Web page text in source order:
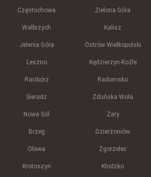
Częstochowa Zielona Góra
Wałbrzych Kalisz
Jelenia Góra Ostrów Wielkopolski
Leszno Kędzierzyn-Koźle
Racibórz Radomsko
Sieradz Zduńska Wola
Nowa Sól Żary
Brzeg Dzierżoniów
Oława Zgorzelec
Krotoszyn Kłodzko